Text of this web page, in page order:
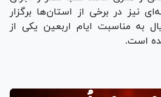
نیز در برخی از استان‌ها برگزار
به مناسبت ایام اربعین یکی از
است.